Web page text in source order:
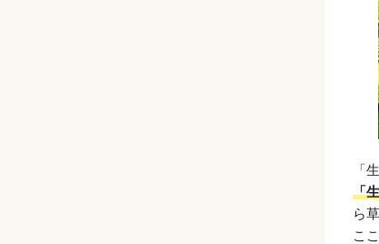
「
「
ら
こ